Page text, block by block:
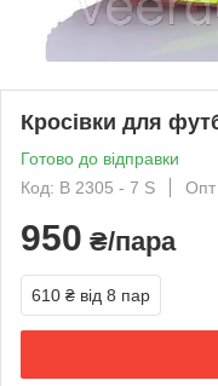
Кросівки для
Готово до відправки
Код: В 2305 - 7 S
Опт
950 ₴/пара
610 ₴ від 8 пар